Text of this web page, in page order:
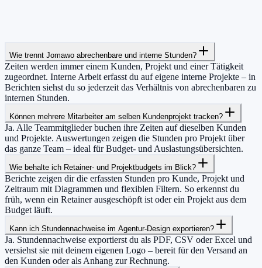
Wie trennt Jomawo abrechenbare und interne Stunden?
Zeiten werden immer einem Kunden, Projekt und einer Tätigkeit
zugeordnet. Interne Arbeit erfasst du auf eigene interne Projekte – in
Berichten siehst du so jederzeit das Verhältnis von abrechenbaren zu
internen Stunden.
Können mehrere Mitarbeiter am selben Kundenprojekt tracken?
Ja. Alle Teammitglieder buchen ihre Zeiten auf dieselben Kunden
und Projekte. Auswertungen zeigen die Stunden pro Projekt über
das ganze Team – ideal für Budget- und Auslastungsübersichten.
Wie behalte ich Retainer- und Projektbudgets im Blick?
Berichte zeigen dir die erfassten Stunden pro Kunde, Projekt und
Zeitraum mit Diagrammen und flexiblen Filtern. So erkennst du
früh, wenn ein Retainer ausgeschöpft ist oder ein Projekt aus dem
Budget läuft.
Kann ich Stundennachweise im Agentur-Design exportieren?
Ja. Stundennachweise exportierst du als PDF, CSV oder Excel und
versiehst sie mit deinem eigenen Logo – bereit für den Versand an
den Kunden oder als Anhang zur Rechnung.